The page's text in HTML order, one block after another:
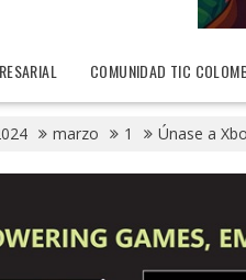
COMUNIDAD TIC
marzo 1 Únase a